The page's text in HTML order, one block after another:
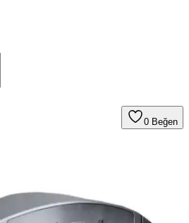
0 Beğen
Artıran Cihazlar: Güncel